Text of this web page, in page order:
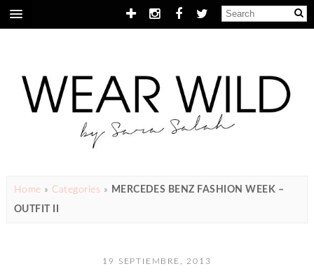
Home » Categories » MERCEDES BENZ FASHION WEEK –
OUTFIT II
19 SEPTIEMBRE, 2013